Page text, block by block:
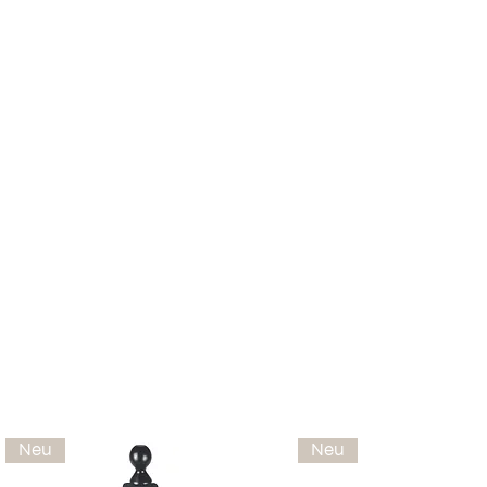
Neu Neu